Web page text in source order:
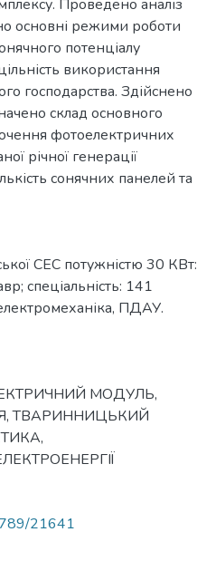
Проведено аналіз
основні режими роботи
потенціалу
використання
господарства. Здійснено
склад основного
фотоелектричних
річної генерації
сонячних панелей та
СЕС потужністю 30 КВт:
спеціальність: 141
ПДАУ.
МОДУЛЬ,
,ТВАРИННИЦЬКИЙ
,
21641